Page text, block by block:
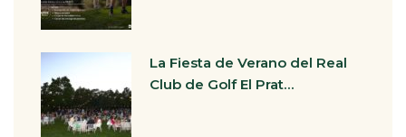
La Fiesta de Verano del Real
Club de Golf El Prat…